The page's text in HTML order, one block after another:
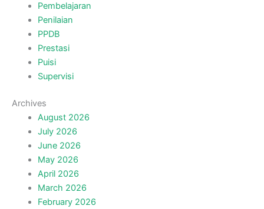
Pembelajaran
Penilaian
PPDB
Prestasi
Puisi
Supervisi
Archives
August 2026
July 2026
June 2026
May 2026
April 2026
March 2026
February 2026